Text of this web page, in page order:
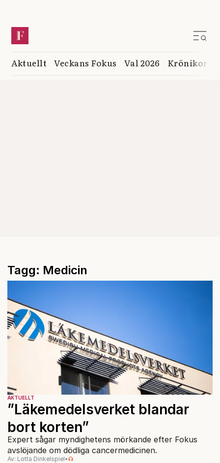
Aktuellt Veckans Fokus Val 2026 Krönikor
Tagg: Medicin
AKTUELLT
”Läkemedelsverket blandar
bort korten”
Expert sågar myndighetens mörkande efter Fokus
avslöjande om dödliga cancermedicinen.
Av: Lotta Dinkelspiel•